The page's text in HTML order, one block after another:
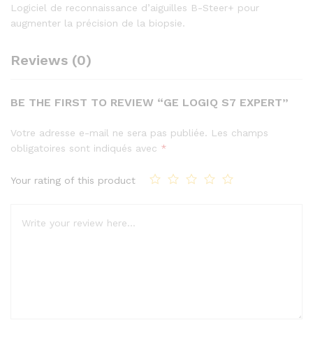
Logiciel de reconnaissance d’aiguilles B-Steer+ pour
augmenter la précision de la biopsie.
Reviews (0)
BE THE FIRST TO REVIEW “GE LOGIQ S7 EXPERT”
Votre adresse e-mail ne sera pas publiée. Les champs
obligatoires sont indiqués avec *
Your rating of this product